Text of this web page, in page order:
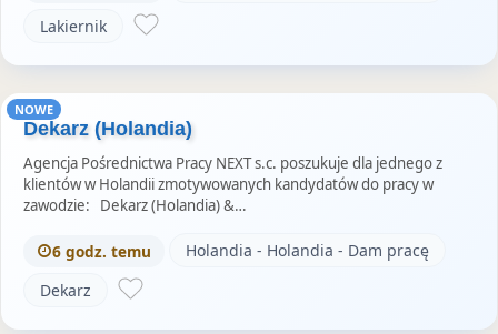
Lakiernik
NOWE
Dekarz (Holandia)
Agencja Pośrednictwa Pracy NEXT s.c. poszukuje dla jednego z
klientów w Holandii zmotywowanych kandydatów do pracy w
zawodzie: Dekarz (Holandia) &…
6 godz. temu
Holandia - Holandia - Dam pracę
Dekarz